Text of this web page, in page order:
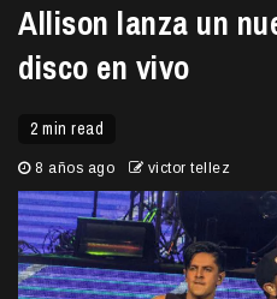
Allison lanza un
disco en vivo
2 min read
8 años ago victor tellez